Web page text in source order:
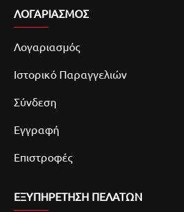
ΛΟΓΑΡΙΑΣΜΌΣ
Λογαριασμός
Ιστορικό Παραγγελιών
Σύνδεση
Εγγραφή
Επιστροφές
ΕΞΥΠΗΡΕΤΗΣΗ ΠΕΛΑΤΩΝ